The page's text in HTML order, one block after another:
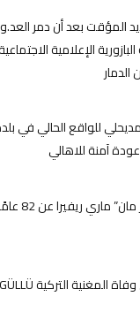
المؤقت بعد أن دمر العد.و
الإعلامية
للواقع الحالي في
آمنة للاهالي
ماري ريفيرا عن 82 عامًا